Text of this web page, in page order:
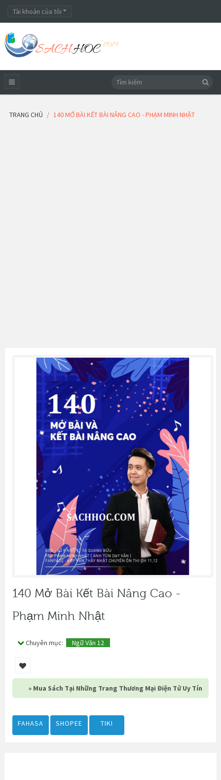
Tài khoản của tôi
TRANG CHỦ 140 MỞ BÀI KẾT BÀI NÂNG CAO - PHẠM MINH NHẬT
140 Mở Bài Kết Bài Nâng Cao -
Phạm Minh Nhật
Chuyên mục: Ngữ Văn 12
» Mua Sách Tại Những Trang Thương Mại Điện Tử Uy Tín
FAHASA SHOPEE TIKI